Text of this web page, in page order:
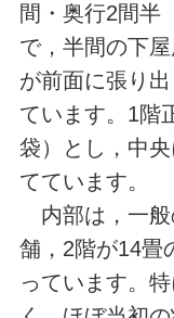
間・奥行2間半
で，半間の下
が前面に張り出
ています。1階
袋）とし，中
てています。
内部は，一般
舗，2階が14畳
っています。